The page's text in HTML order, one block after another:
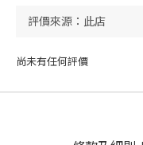
尚未有任何評價